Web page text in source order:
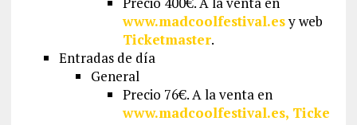
www.madcoolfestival.esy web
Ticketmaster.
Entradas de día
General
Precio 76€. A la venta en
www.madcoolfestival.es, Ticke